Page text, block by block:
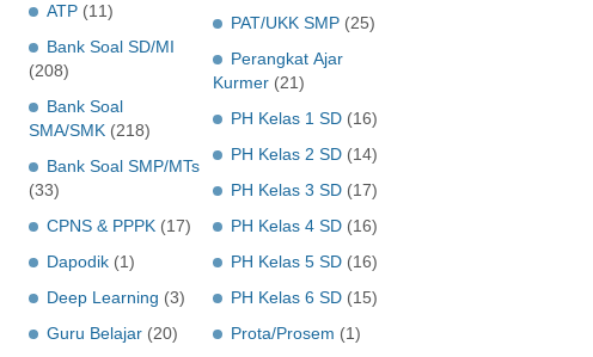
ATP (11)
Bank Soal SD/MI
(208)
Bank Soal
SMA/SMK (218)
Bank Soal SMP/MTs
(33)
CPNS & PPPK (17)
Dapodik (1)
Deep Learning (3)
Guru Belajar (20)
PAT/UKK SMP (25)
Perangkat Ajar
Kurmer (21)
PH Kelas 1 SD (16)
PH Kelas 2 SD (14)
PH Kelas 3 SD (17)
PH Kelas 4 SD (16)
PH Kelas 5 SD (16)
PH Kelas 6 SD (15)
Prota/Prosem (1)